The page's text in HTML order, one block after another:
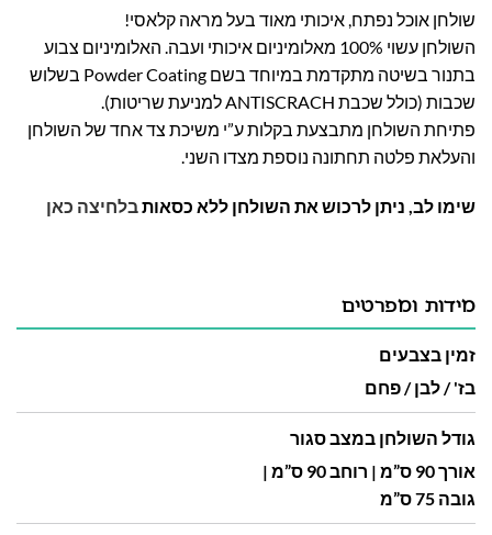
שולחן אוכל נפתח, איכותי מאוד בעל מראה קלאסי!
השולחן עשוי 100% מאלומיניום איכותי ועבה. האלומיניום צבוע
בתנור בשיטה מתקדמת במיוחד בשם Powder Coating בשלוש
שכבות (כולל שכבת ANTISCRACH למניעת שריטות).
פתיחת השולחן מתבצעת בקלות ע”י משיכת צד אחד של השולחן
והעלאת פלטה תחתונה נוספת מצדו השני.
שימו לב, ניתן לרכוש את השולחן ללא כסאותבלחיצה כאן
מידות ומפרטים
זמין בצבעים
בז' / לבן / פחם
גודל השולחן במצב סגור
אורך 90 ס”מ | רוחב 90 ס”מ |
גובה 75 ס”מ